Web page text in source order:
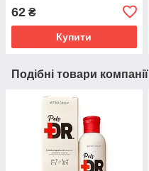
62 ₴
Купити
Подібні товари компанії